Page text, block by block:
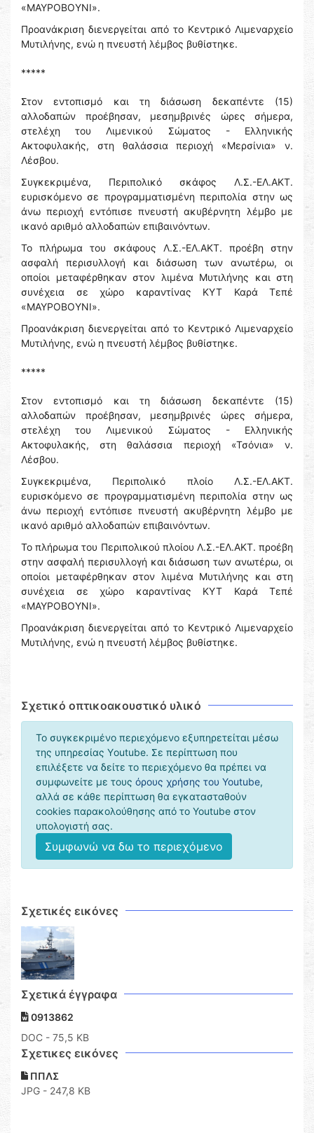
«ΜΑΥΡΟΒΟΥΝΙ».
Προανάκριση διενεργείται από το Κεντρικό Λιμεναρχείο
Μυτιλήνης, ενώ η πνευστή λέμβος βυθίστηκε.
*****
Στον εντοπισμό και τη διάσωση δεκαπέντε (15)
αλλοδαπών προέβησαν, μεσημβρινές ώρες σήμερα,
στελέχη του Λιμενικού Σώματος - Ελληνικής
Ακτοφυλακής, στη θαλάσσια περιοχή «Μερσίνια» ν.
Λέσβου.
Συγκεκριμένα, Περιπολικό σκάφος Λ.Σ.-ΕΛ.ΑΚΤ.
ευρισκόμενο σε προγραμματισμένη περιπολία στην ως
άνω περιοχή εντόπισε πνευστή ακυβέρνητη λέμβο με
ικανό αριθμό αλλοδαπών επιβαινόντων.
Το πλήρωμα του σκάφους Λ.Σ.-ΕΛ.ΑΚΤ. προέβη στην
ασφαλή περισυλλογή και διάσωση των ανωτέρω, οι
οποίοι μεταφέρθηκαν στον λιμένα Μυτιλήνης και στη
συνέχεια σε χώρο καραντίνας ΚΥΤ Καρά Τεπέ
«ΜΑΥΡΟΒΟΥΝΙ».
Προανάκριση διενεργείται από το Κεντρικό Λιμεναρχείο
Μυτιλήνης, ενώ η πνευστή λέμβος βυθίστηκε.
*****
Στον εντοπισμό και τη διάσωση δεκαπέντε (15)
αλλοδαπών προέβησαν, μεσημβρινές ώρες σήμερα,
στελέχη του Λιμενικού Σώματος - Ελληνικής
Ακτοφυλακής, στη θαλάσσια περιοχή «Τσόνια» ν.
Λέσβου.
Συγκεκριμένα, Περιπολικό πλοίο Λ.Σ.-ΕΛ.ΑΚΤ.
ευρισκόμενο σε προγραμματισμένη περιπολία στην ως
άνω περιοχή εντόπισε πνευστή ακυβέρνητη λέμβο με
ικανό αριθμό αλλοδαπών επιβαινόντων.
Το πλήρωμα του Περιπολικού πλοίου Λ.Σ.-ΕΛ.ΑΚΤ. προέβη
στην ασφαλή περισυλλογή και διάσωση των ανωτέρω, οι
οποίοι μεταφέρθηκαν στον λιμένα Μυτιλήνης και στη
συνέχεια σε χώρο καραντίνας ΚΥΤ Καρά Τεπέ
«ΜΑΥΡΟΒΟΥΝΙ».
Προανάκριση διενεργείται από το Κεντρικό Λιμεναρχείο
Μυτιλήνης, ενώ η πνευστή λέμβος βυθίστηκε.
Σχετικό οπτικοακουστικό υλικό
Το συγκεκριμένο περιεχόμενο εξυπηρετείται μέσω
της υπηρεσίας Υoutube. Σε περίπτωση που
επιλέξετε να δείτε το περιεχόμενο θα πρέπει να
συμφωνείτε με τους όρους χρήσης του Youtube,
αλλά σε κάθε περίπτωση θα εγκατασταθούν
cookies παρακολούθησης από το Youtube στον
υπολογιστή σας.
Συμφωνώ να δω το περιεχόμενο
Σχετικές εικόνες
Σχετικά έγγραφα
0913862
DOC - 75,5 KB
Σχετικες εικόνες
ΠΠΛΣ
JPG - 247,8 KB